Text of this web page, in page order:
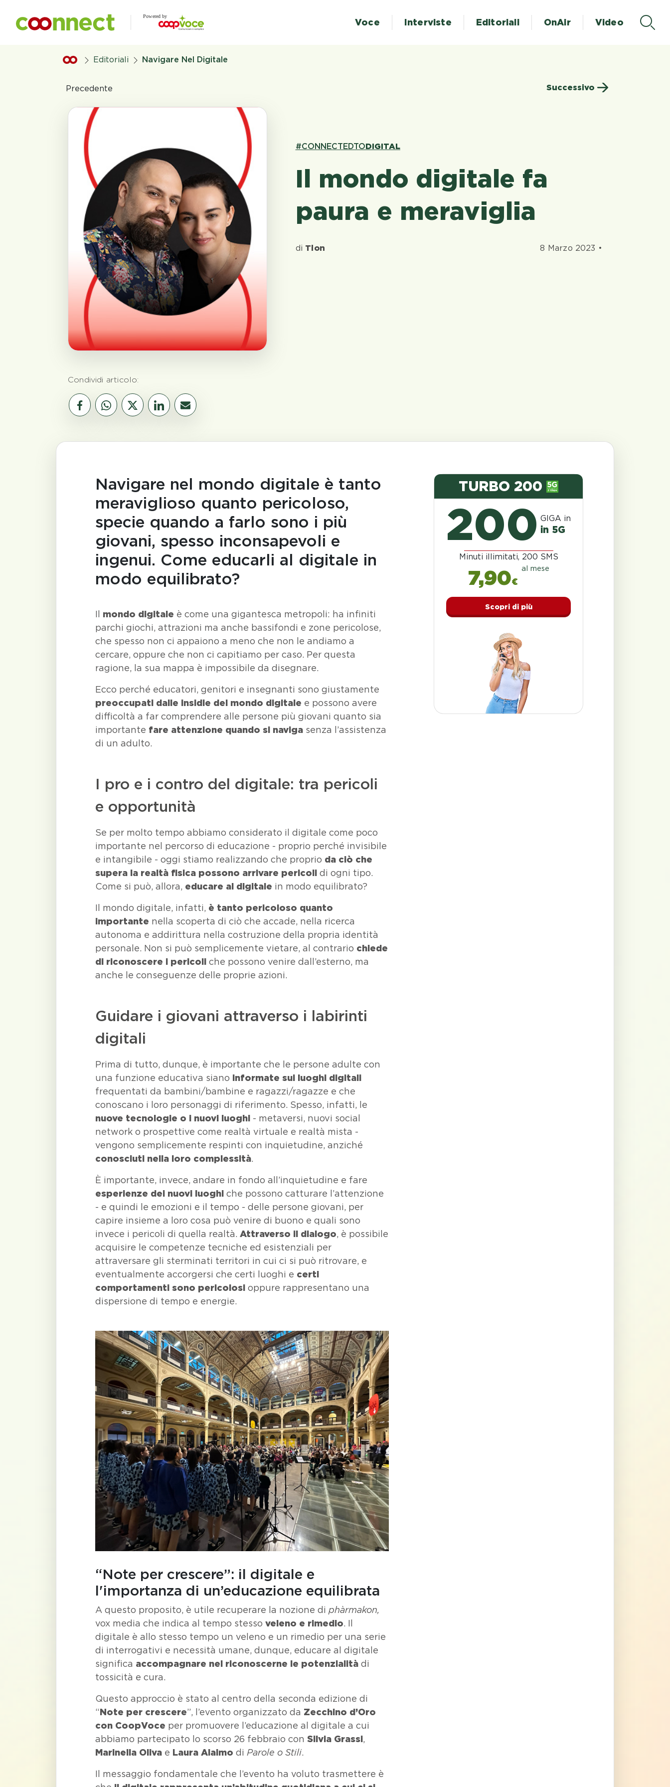
Voce Interviste Editoriali OnAir Video
Editoriali Navigare Nel Digitale
Precedente Successivo
#CONNECTEDTODIGITAL
Il mondo digitale fa
paura e meraviglia
di Tlon 8 Marzo 2023 •
Condividi articolo:
Navigare nel mondo digitale è tanto
meraviglioso quanto pericoloso,
specie quando a farlo sono i più
giovani, spesso inconsapevoli e
ingenui. Come educarli al digitale in
modo equilibrato?
Il mondo digitale è come una gigantesca metropoli: ha infiniti
parchi giochi, attrazioni ma anche bassifondi e zone pericolose,
che spesso non ci appaiono a meno che non le andiamo a
cercare, oppure che non ci capitiamo per caso. Per questa
ragione, la sua mappa è impossibile da disegnare.
Ecco perché educatori, genitori e insegnanti sono giustamente
preoccupati dalle insidie del mondo digitale e possono avere
difficoltà a far comprendere alle persone più giovani quanto sia
importante fare attenzione quando si naviga senza l’assistenza
di un adulto.
I pro e i contro del digitale: tra pericoli
e opportunità
Se per molto tempo abbiamo considerato il digitale come poco
importante nel percorso di educazione - proprio perché invisibile
e intangibile - oggi stiamo realizzando che proprio da ciò che
supera la realtà fisica possono arrivare pericoli di ogni tipo.
Come si può, allora, educare al digitale in modo equilibrato?
Il mondo digitale, infatti, è tanto pericoloso quanto
importante nella scoperta di ciò che accade, nella ricerca
autonoma e addirittura nella costruzione della propria identità
personale. Non si può semplicemente vietare, al contrario chiede
di riconoscere i pericoli che possono venire dall’esterno, ma
anche le conseguenze delle proprie azioni.
Guidare i giovani attraverso i labirinti
digitali
Prima di tutto, dunque, è importante che le persone adulte con
una funzione educativa siano informate sui luoghi digitali
frequentati da bambini/bambine e ragazzi/ragazze e che
conoscano i loro personaggi di riferimento. Spesso, infatti, le
nuove tecnologie o i nuovi luoghi - metaversi, nuovi social
network o prospettive come realtà virtuale e realtà mista -
vengono semplicemente respinti con inquietudine, anziché
conosciuti nella loro complessità.
È importante, invece, andare in fondo all’inquietudine e fare
esperienze dei nuovi luoghi che possono catturare l’attenzione
- e quindi le emozioni e il tempo - delle persone giovani, per
capire insieme a loro cosa può venire di buono e quali sono
invece i pericoli di quella realtà. Attraverso il dialogo, è possibile
acquisire le competenze tecniche ed esistenziali per
attraversare gli sterminati territori in cui ci si può ritrovare, e
eventualmente accorgersi che certi luoghi e certi
comportamenti sono pericolosi oppure rappresentano una
dispersione di tempo e energie.
“Note per crescere”: il digitale e
l'importanza di un’educazione equilibrata
A questo proposito, è utile recuperare la nozione di phàrmakon,
vox media che indica al tempo stesso veleno e rimedio. Il
digitale è allo stesso tempo un veleno e un rimedio per una serie
di interrogativi e necessità umane, dunque, educare al digitale
significa accompagnare nel riconoscerne le potenzialità di
tossicità e cura.
Questo approccio è stato al centro della seconda edizione di
“Note per crescere”, l’evento organizzato da Zecchino d’Oro
con CoopVoce per promuovere l’educazione al digitale a cui
abbiamo partecipato lo scorso 26 febbraio con Silvia Grassi,
Marinella Oliva e Laura Alaimo di Parole o Stili.
Il messaggio fondamentale che l’evento ha voluto trasmettere è
TURBO 200
200 GIGA in
in 5G
Minuti illimitati, 200 SMS
7,90€
al mese
Scopri di più